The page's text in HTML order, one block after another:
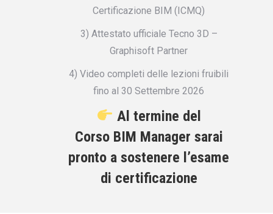
Certificazione BIM (ICMQ)
3) Attestato ufficiale Tecno 3D –
Graphisoft Partner
4) Video completi delle lezioni fruibili
fino al 30 Settembre 2026
Al termine del
Corso BIM Manager sarai
pronto a sostenere l’esame
di certificazione